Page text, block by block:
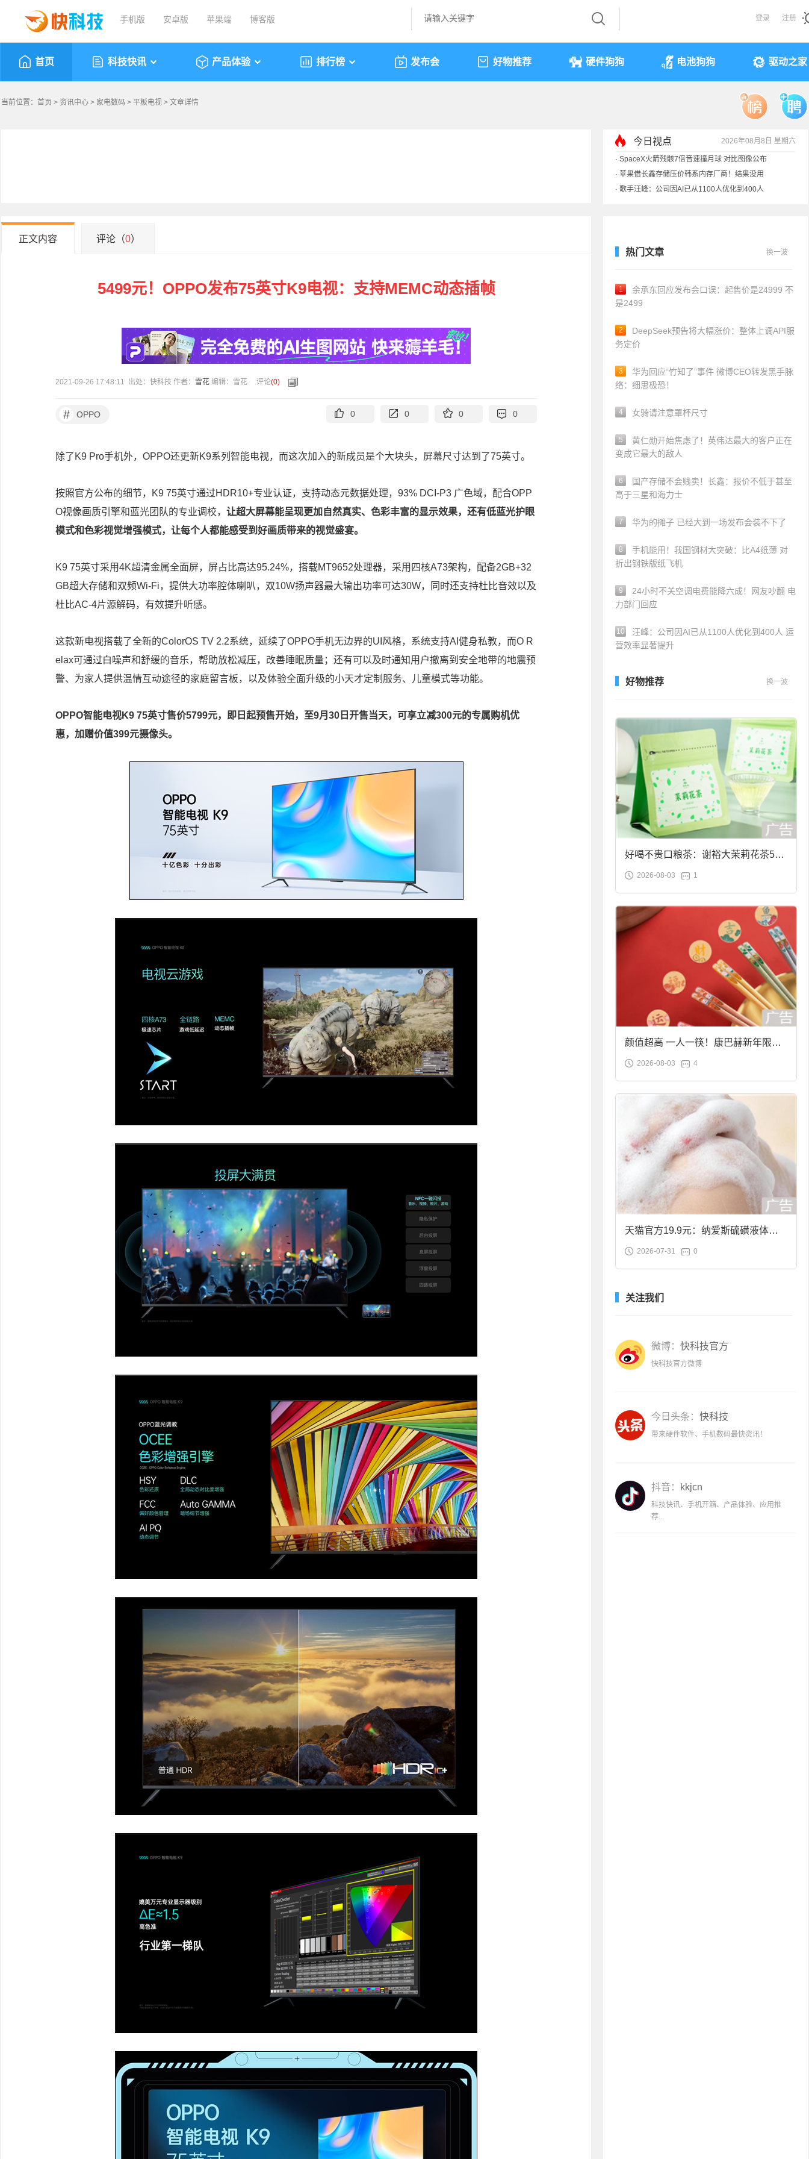
手机版 安卓版 苹果端 博客版 登录 注册
首页 科技快讯 产品体验 排行榜 发布会 好物推荐 硬件狗狗 电池狗狗 驱动之家
当前位置： 首页 > 资讯中心 > 家电数码 > 平板电视 > 文章详情
今日视点 2026年08月8日 星期六
· 苹果借长鑫存储压价韩系内存厂商！结果没用
· 歌手汪峰：公司因AI已从1100人优化到400人
· 索尼旗舰电视上市：115寸、149999元
正文内容 评论（0）
5499元！OPPO发布75英寸K9电视：支持MEMC动态插帧
2021-09-26 17:48:11 出处：快科技 作者： 雪花 编辑：雪花 评论(0)
# OPPO 0 0 0 0
除了K9 Pro手机外，OPPO还更新K9系列智能电视，而这次加入的新成员是个大块头，屏幕尺寸达到了75英寸。
按照官方公布的细节，K9 75英寸通过HDR10+专业认证，支持动态元数据处理，93% DCI-P3 广色域，配合OPP
O视像画质引擎和蓝光团队的专业调校， 让超大屏幕能呈现更加自然真实、色彩丰富的显示效果，还有低蓝光护眼
模式和色彩视觉增强模式，让每个人都能感受到好画质带来的视觉盛宴。
K9 75英寸采用4K超清金属全面屏，屏占比高达95.24%，搭载MT9652处理器，采用四核A73架构，配备2GB+32
GB超大存储和双频Wi-Fi，提供大功率腔体喇叭，双10W扬声器最大输出功率可达30W，同时还支持杜比音效以及
杜比AC-4片源解码，有效提升听感。
这款新电视搭载了全新的ColorOS TV 2.2系统，延续了OPPO手机无边界的UI风格，系统支持AI健身私教，而O R
elax可通过白噪声和舒缓的音乐，帮助放松减压，改善睡眠质量；还有可以及时通知用户撤离到安全地带的地震预
警、为家人提供温情互动途径的家庭留言板，以及体验全面升级的小天才定制服务、儿童模式等功能。
OPPO智能电视K9 75英寸售价5799元，即日起预售开始，至9月30日开售当天，可享立减300元的专属购机优
惠，加赠价值399元摄像头。
热门文章 换一波
1
余承东回应发布会口误：起售价是24999 不
是2499
2
DeepSeek预告将大幅涨价：整体上调API服
务定价
3
华为回应“竹知了”事件 微博CEO转发黑手脉
络：细思极恐！
4 女骑请注意罩杯尺寸
5
黄仁勋开始焦虑了！英伟达最大的客户正在
变成它最大的敌人
6
国产存储不会贱卖！长鑫：报价不低于甚至
高于三星和海力士
7 华为的摊子 已经大到一场发布会装不下了
8
手机能用！我国钢材大突破：比A4纸薄 对
折出钢铁版纸飞机
9
24小时不关空调电费能降六成！网友吵翻 电
力部门回应
10
汪峰：公司因AI已从1100人优化到400人 运
营效率显著提升
好物推荐 换一波
好喝不贵口粮茶：谢裕大茉莉花茶50g
袋装9.9元到手
2026-08-03 1
颜值超高 一人一筷！康巴赫新年限定
合金筷子大促：19.9元
2026-08-03 4
天猫官方19.9元：纳爱斯硫磺液体香
皂2斤大促
2026-07-31 0
关注我们
微博： 快科技官方
快科技官方微博
今日头条： 快科技
带来硬件软件、手机数码最快资讯！
抖音： kkjcn
科技快讯、手机开箱、产品体验、应用推
荐...